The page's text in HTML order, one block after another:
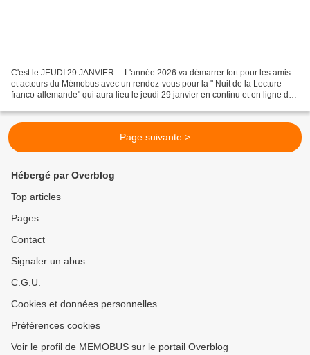
C'est le JEUDI 29 JANVIER ... L'année 2026 va démarrer fort pour les amis
et acteurs du Mémobus avec un rendez-vous pour la " Nuit de la Lecture
franco-allemande" qui aura lieu le jeudi 29 janvier en continu et en ligne de
Page suivante >
Hébergé par Overblog
Top articles
Pages
Contact
Signaler un abus
C.G.U.
Cookies et données personnelles
Préférences cookies
Voir le profil de MEMOBUS sur le portail Overblog